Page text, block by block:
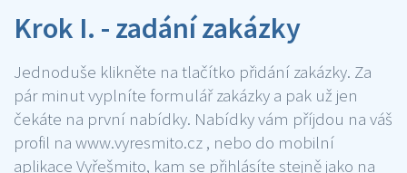
Krok I. - zadání zakázky
Jednoduše klikněte na tlačítko přidání zakázky. Za
pár minut vyplníte formulář zakázky a pak už jen
čekáte na první nabídky. Nabídky vám příjdou na váš
profil na www.vyresmito.cz , nebo do mobilní
aplikace Vyřešmito, kam se přihlásíte stejně jako na